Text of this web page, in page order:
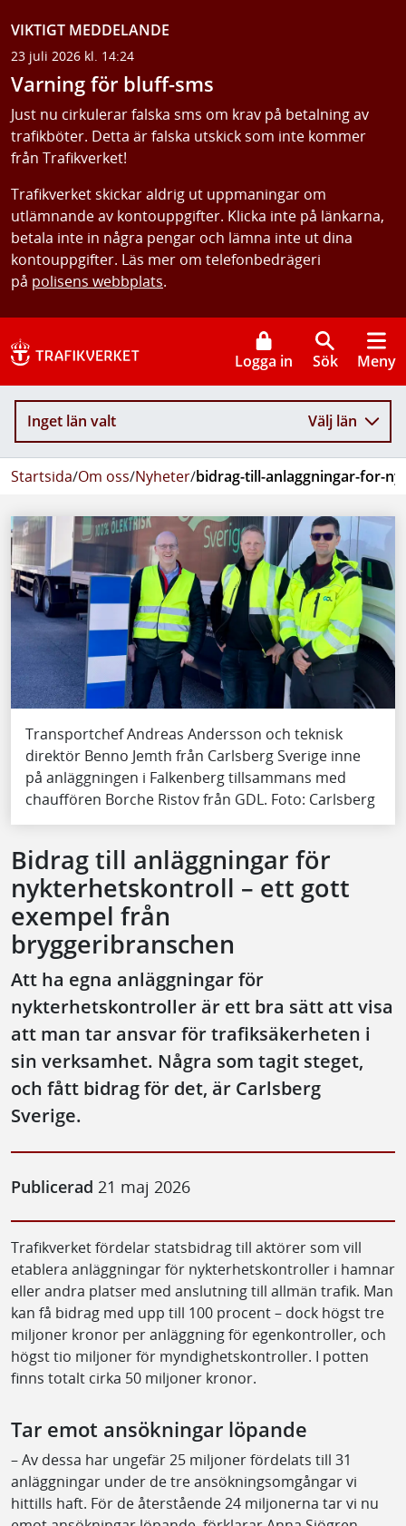
VIKTIGT MEDDELANDE
23 juli 2026 kl. 14:24
Varning för bluff-sms
Just nu cirkulerar falska sms om krav på betalning av
trafikböter. Detta är falska utskick som inte kommer
från Trafikverket!
Trafikverket skickar aldrig ut uppmaningar om
utlämnande av kontouppgifter. Klicka inte på länkarna,
betala inte in några pengar och lämna inte ut dina
kontouppgifter. Läs mer om telefonbedrägeri
på polisens webbplats.
Logga in Sök Meny
Inget län valt Välj län
Startsida/Om oss/Nyheter/bidrag-till-anlaggningar-for-
Transportchef Andreas Andersson och teknisk
direktör Benno Jemth från Carlsberg Sverige inne
på anläggningen i Falkenberg tillsammans med
chauffören Borche Ristov från GDL. Foto: Carlsberg
Bidrag till anläggningar för
nykterhetskontroll – ett gott
exempel från
bryggeribranschen
Att ha egna anläggningar för
nykterhetskontroller är ett bra sätt att visa
att man tar ansvar för trafiksäkerheten i
sin verksamhet. Några som tagit steget,
och fått bidrag för det, är Carlsberg
Sverige.
Publicerad 21 maj 2026
Trafikverket fördelar statsbidrag till aktörer som vill
etablera anläggningar för nykterhetskontroller i hamnar
eller andra platser med anslutning till allmän trafik. Man
kan få bidrag med upp till 100 procent – dock högst tre
miljoner kronor per anläggning för egenkontroller, och
högst tio miljoner för myndighetskontroller. I potten
finns totalt cirka 50 miljoner kronor.
Tar emot ansökningar löpande
– Av dessa har ungefär 25 miljoner fördelats till 31
anläggningar under de tre ansökningsomgångar vi
hittills haft. För de återstående 24 miljonerna tar vi nu